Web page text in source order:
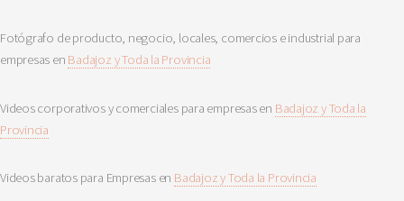
Fotógrafo de producto, negocio, locales, comercios e industrial para
empresas en Badajoz y Toda la Provincia
Videos corporativos y comerciales para empresas en Badajoz y Toda la
Provincia
Videos baratos para Empresas en Badajoz y Toda la Provincia